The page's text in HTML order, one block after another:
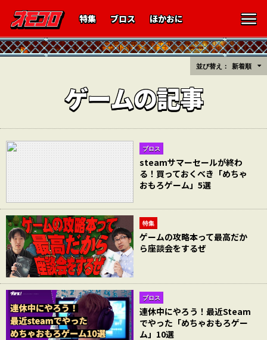
特集 ブロス ほかおに
ゲームの記事
並び替え： 新着順
ブロス
steamサマーセールが終わ
る！買っておくべき「めちゃ
おもろゲーム」5選
特集
ゲームの攻略本って最高だか
ら座談会をするぜ
ブロス
連休中にやろう！最近Steam
でやった「めちゃおもろゲー
ム」10選